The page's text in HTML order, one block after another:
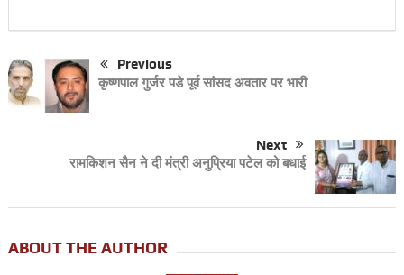
Previous
कृष्णपाल गुर्जर पडे पूर्व सांसद अवतार पर भारी
Next
रामकिशन सैन ने दी मंत्री अनुप्रिया पटेल को बधाई
ABOUT THE AUTHOR